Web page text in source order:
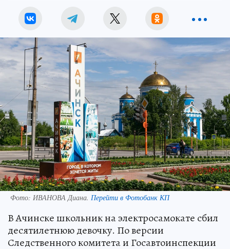
Фото: ИВАНОВА Диана. Перейти в Фотобанк КП
В Ачинске школьник на электросамокате сбил
десятилетнюю девочку. По версии
Следственного комитета и Госавтоинспекции